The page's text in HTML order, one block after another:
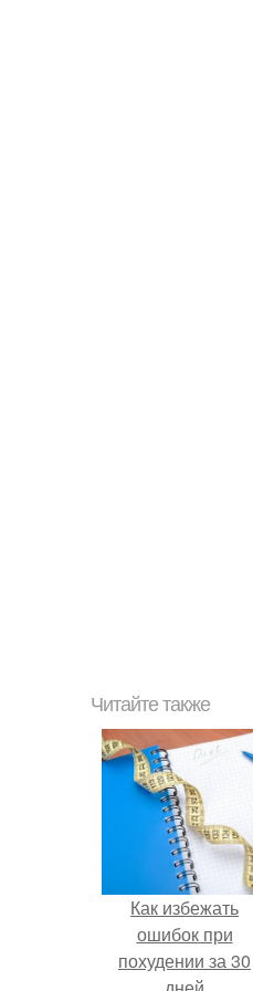
Читайте также
Как избежать
ошибок при
похудении за 30